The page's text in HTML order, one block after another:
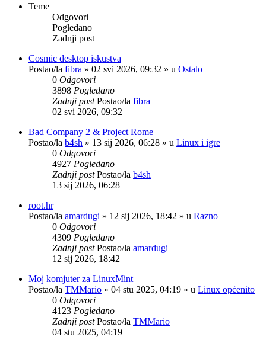
Teme
Odgovori
Pogledano
Zadnji post
Cosmic desktop iskustva
Postao/la fibra » 02 svi 2026, 09:32 » u Ostalo
0 Odgovori
3898 Pogledano
Zadnji postPostao/la fibra
02 svi 2026, 09:32
Bad Company 2 & Project Rome
Postao/la b4sh » 13 sij 2026, 06:28 » u Linux i igre
0 Odgovori
4927 Pogledano
Zadnji postPostao/la b4sh
13 sij 2026, 06:28
root.hr
Postao/la amardugi » 12 sij 2026, 18:42 » u Razno
0 Odgovori
4309 Pogledano
Zadnji postPostao/la amardugi
12 sij 2026, 18:42
Moj komjuter za LinuxMint
Postao/la TMMario » 04 stu 2025, 04:19 » u Linux općenito
0 Odgovori
4123 Pogledano
Zadnji postPostao/la TMMario
04 stu 2025, 04:19